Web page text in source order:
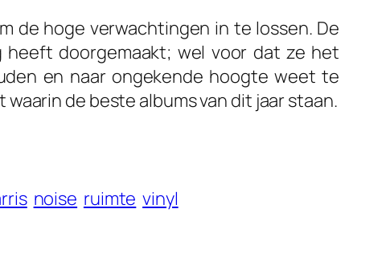
de hoge verwachtingen in te lossen. De
doorgemaakt; wel voor dat ze het
en naar ongekende hoogte weet te
de beste albums van dit jaar staan.
noise ruimte vinyl